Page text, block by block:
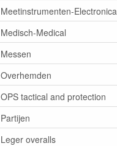
Meetinstrumenten-Electronica
Medisch-Medical
Messen
Overhemden
OPS tactical and protection
Partijen
Leger overalls